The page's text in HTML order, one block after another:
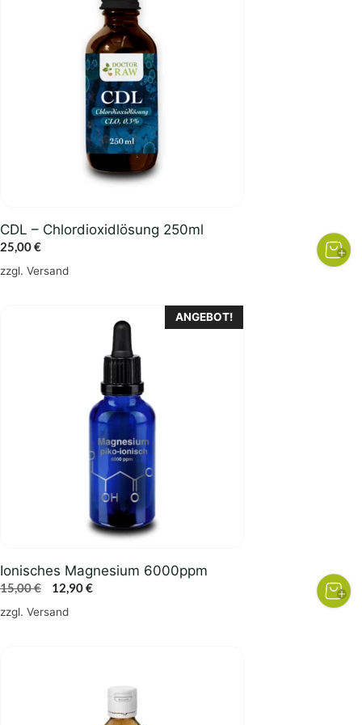
CDL – Chlordioxidlösung 250ml
25,00€
zzgl. Versand
ANGEBOT!
Ionisches Magnesium 6000ppm
15,00€
Ursprünglicher
Preis
12,90€Aktueller
zzgl. Versand